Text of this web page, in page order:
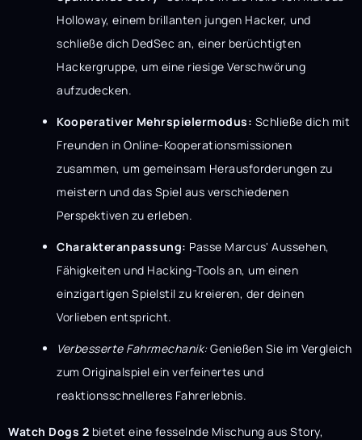
Holloway, einem brillanten jungen Hacker, und
schließe dich DedSec an, einer berüchtigten
Hackergruppe, um eine riesige Verschwörung
aufzudecken.
Kooperativer Mehrspielermodus: Schließe dich mit
Freunden in Online-Kooperationsmissionen
zusammen, um gemeinsam Herausforderungen zu
meistern und das Spiel aus verschiedenen
Perspektiven zu erleben.
Charakteranpassung: Passe Marcus' Aussehen,
Fähigkeiten und Hacking-Tools an, um einen
einzigartigen Spielstil zu kreieren, der deinen
Vorlieben entspricht.
Verbesserte Fahrmechanik:Genießen Sie im Vergleich
zum Originalspiel ein verfeinertes und
reaktionsschnelleres Fahrerlebnis.
Watch Dogs 2 bietet eine fesselnde Mischung aus Story,